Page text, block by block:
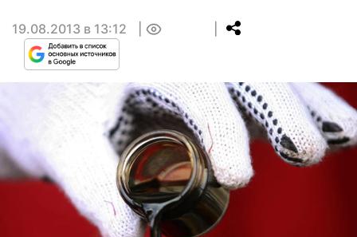
19.08.2013 в 13:12